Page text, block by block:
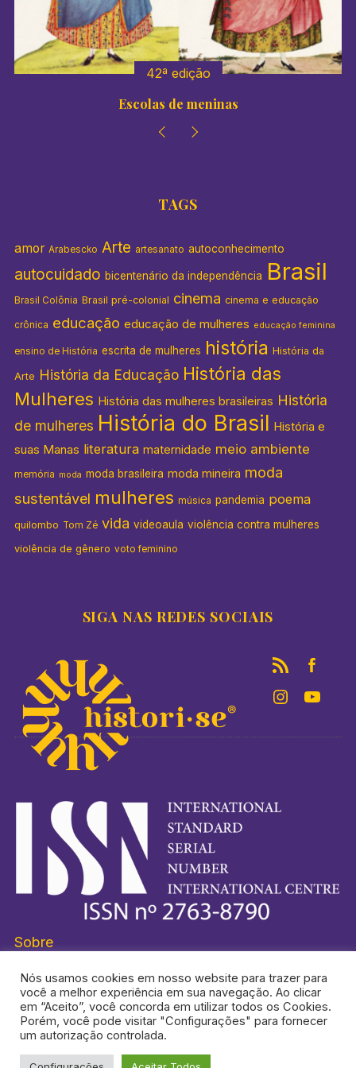
42ª edição
Escolas de meninas
TAGS
amor Arabescko Arte artesanato autoconhecimento
autocuidado bicentenário da independência Brasil
Brasil Colônia Brasil pré-colonial cinema cinema e educação
crônica educação educação de mulheres educação feminina
ensino de História escrita de mulheres história História da
Arte História da Educação História das
Mulheres História das mulheres brasileiras História
de mulheres História do Brasil História e
suas Manas literatura maternidade meio ambiente
memória moda moda brasileira moda mineira moda
sustentável mulheres música pandemia poema
quilombo Tom Zé vida videoaula violência contra mulheres
violência de gênero voto feminino
SIGA NAS REDES SOCIAIS
Sobre
HISTORI-SE® É UMA MARCA REGISTRADA.
:
Nós usamos cookies em nosso website para trazer para
você a melhor experiência em sua navegação. Ao clicar
em “Aceito”, você concorda em utilizar todos os Cookies.
Porém, você pode visitar "Configurações" para fornecer
um autorização controlada.